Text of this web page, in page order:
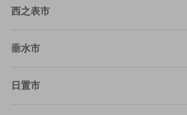
西之表市
垂水市
日置市